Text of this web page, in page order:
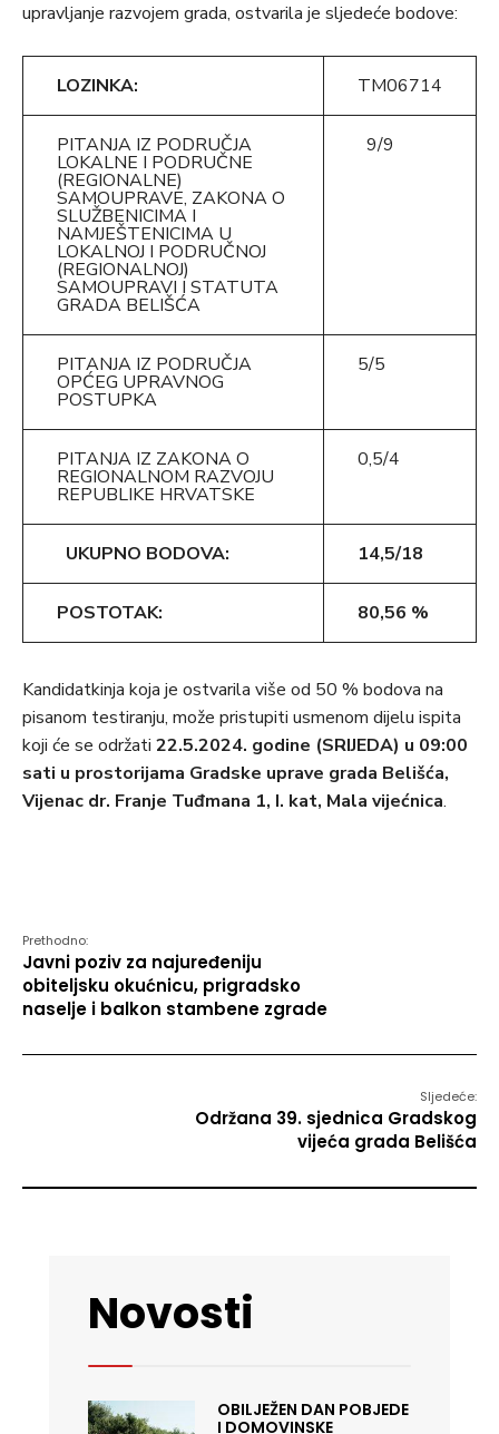
upravljanje razvojem grada, ostvarila je sljedeće bodove:
LOZINKA: TM06714
PITANJA IZ PODRUČJA
LOKALNE I PODRUČNE
(REGIONALNE)
SAMOUPRAVE, ZAKONA O
SLUŽBENICIMA I
NAMJEŠTENICIMA U
LOKALNOJ I PODRUČNOJ
(REGIONALNOJ)
SAMOUPRAVI I STATUTA
GRADA BELIŠĆA
9/9
PITANJA IZ PODRUČJA
OPĆEG UPRAVNOG
POSTUPKA
5/5
PITANJA IZ ZAKONA O
REGIONALNOM RAZVOJU
REPUBLIKE HRVATSKE
0,5/4
UKUPNO BODOVA: 14,5/18
POSTOTAK: 80,56 %
Kandidatkinja koja je ostvarila više od 50 % bodova na
pisanom testiranju, može pristupiti usmenom dijelu ispita
koji će se održati 22.5.2024. godine (SRIJEDA) u 09:00
sati u prostorijama Gradske uprave grada Belišća,
Vijenac dr. Franje Tuđmana 1, I. kat, Mala vijećnica.
Prethodno:
Javni poziv za najuređeniju
obiteljsku okućnicu, prigradsko
naselje i balkon stambene zgrade
Sljedeće:
Održana 39. sjednica Gradskog
vijeća grada Belišća
Novosti
OBILJEŽEN DAN POBJEDE
I DOMOVINSKE